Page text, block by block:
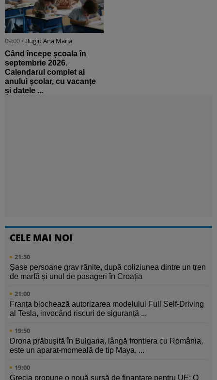
09:00 • Bugiu ⁠Ana Maria
Când începe școala în
septembrie 2026.
Calendarul complet al
anului școlar, cu vacanțe
și datele ...
CELE MAI NOI
21:30
Șase persoane grav rănite, după coliziunea dintre un tren
de marfă și unul de pasageri în Croația
21:00
Franța blochează autorizarea modelului Full Self-Driving
al Tesla, invocând riscuri de siguranță ...
19:50
Drona prăbușită în Bulgaria, lângă frontiera cu România,
este un aparat-momeală de tip Maya, ...
19:00
Grecia propune o nouă sursă de finanțare pentru UE: O